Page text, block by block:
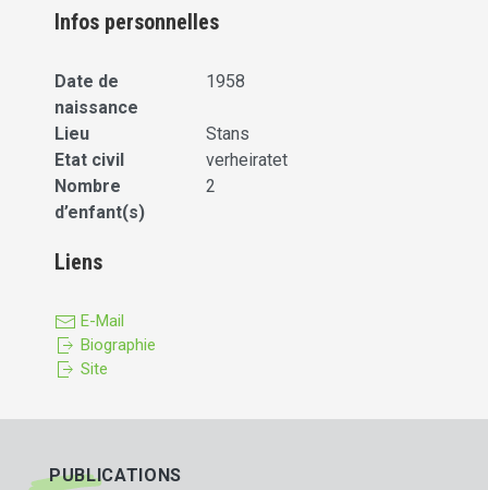
Infos personnelles
Date de
naissance
1958
Lieu
Stans
Etat civil
verheiratet
Nombre
d’enfant(s)
2
Liens
E-Mail
Biographie
Site
PUBLICATIONS